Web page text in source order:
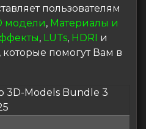
пользователям
модели, Материалы и
, LUTs, HDRI и
помогут Вам в
3D-Models Bundle 3